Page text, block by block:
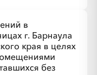
в
г. Барнаула
края в целях
без